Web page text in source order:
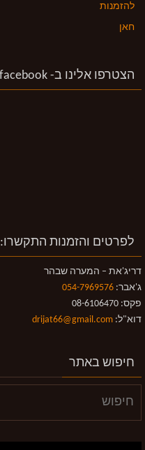
להזמנות
חאן
הצטרפו אלינו ב- facebook
לפרטים והזמנות התקשרו:
דריג'את – המערה שבהר
ג'אבר: 054-7969576
פקס: 08-6106470
דוא"ל: drijat66@gmail.com
חיפוש באתר